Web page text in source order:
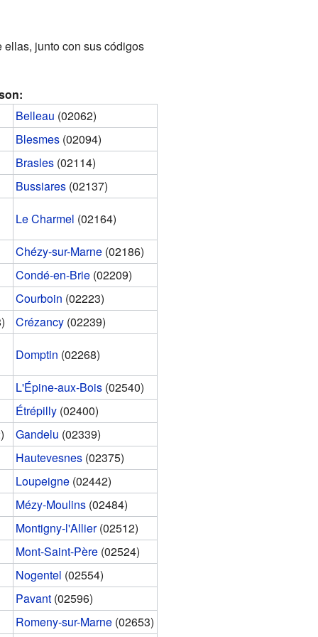
junto con sus códigos
Belleau (02062)
Blesmes (02094)
Brasles (02114)
Bussiares (02137)
Le Charmel (02164)
Chézy-sur-Marne (02186)
Condé-en-Brie (02209)
Courboin (02223)
Crézancy (02239)
Domptin (02268)
L'Épine-aux-Bois (02540)
Étrépilly (02400)
Gandelu (02339)
Hautevesnes (02375)
Loupeigne (02442)
Mézy-Moulins (02484)
Montigny-l'Allier (02512)
Mont-Saint-Père (02524)
Nogentel (02554)
Pavant (02596)
Romeny-sur-Marne (02653)